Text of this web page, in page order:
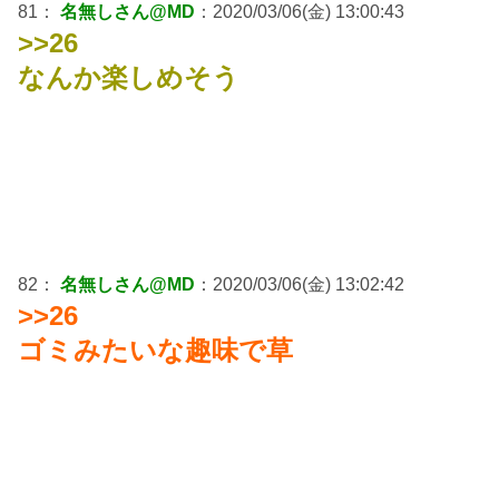
81： 名無しさん@MD ：2020/03/06(金) 13:00:43
>>26
なんか楽しめそう
82： 名無しさん@MD ：2020/03/06(金) 13:02:42
>>26
ゴミみたいな趣味で草